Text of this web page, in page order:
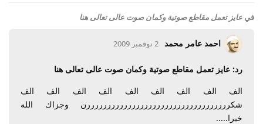
في عايز تعمل مقاطع صوتية وكمان صوت عالى تعالى هنا
احمد عامر محمد 2 نوفمبر 2009
رد: عايز تعمل مقاطع صوتية وكمان صوت عالى تعالى هنا
الف الف الف الف الف الف الف الف الف
شكرررررررررررررررررررررررررررررررررررن وجزاك الله
خيرا.....